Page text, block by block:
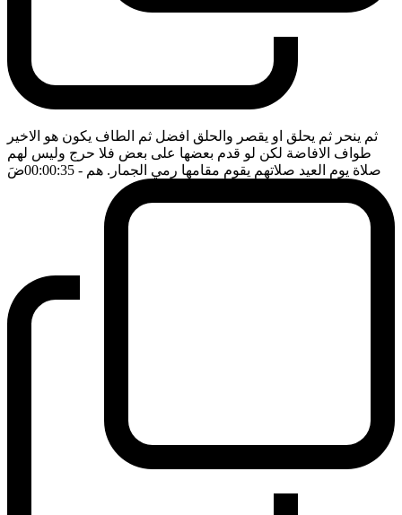
ثم ينحر ثم يحلق او يقصر والحلق افضل ثم الطاف يكون هو الاخير
طواف الافاضة لكن لو قدم بعضها على بعض فلا حرج وليس لهم
صلاة يوم العيد صلاتهم يقوم مقامها رمي الجمار. هم - 00:00:35 ضَ